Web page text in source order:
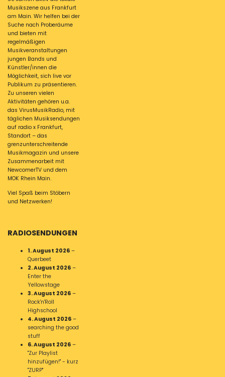
Musikszene aus Frankfurt
am Main. Wir helfen bei der
Suche nach Proberäume
und bieten mit
regelmäßigen
Musikveranstaltungen
jungen Bands und
Künstler/innen die
Möglichkeit, sich live vor
Publikum zu präsentieren.
Zu unseren vielen
Aktivitäten gehören u.a.
das VirusMusikRadio, mit
täglichen Musiksendungen
auf radio x Frankfurt,
Standort – das
grenzunterschreitende
Musikmagazin und unsere
Zusammenarbeit mit
NewcomerTV und dem
MOK Rhein Main.
Viel Spaß beim Stöbern
und Netzwerken!
RADIOSENDUNGEN
1. August 2026 –
Querbeet
2. August 2026 –
Enter the
Yellowstage
3. August 2026 –
Rock'n'Roll
Highschool
4. August 2026 –
searching the good
stuff
6. August 2026 –
"Zur Playlist
hinzufügen!" - kurz
"ZURP"